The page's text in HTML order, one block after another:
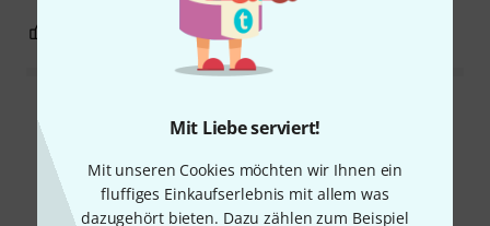
Mit Liebe serviert!
Mit unseren Cookies möchten wir Ihnen ein
fluffiges Einkaufserlebnis mit allem was
dazugehört bieten. Dazu zählen zum Beispiel
BEWERTUNG MELDEN
Alle Bewertungen lesen
Schon gewusst?